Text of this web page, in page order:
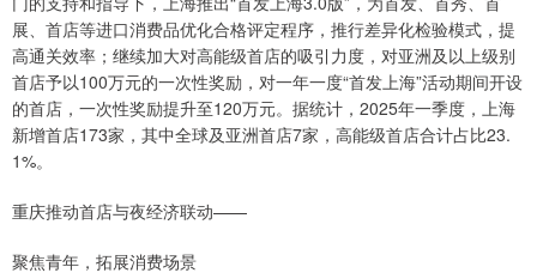
展、首店等进口消费品优化合格评定程序，推行差异化检验模式，提
高通关效率；继续加大对高能级首店的吸引力度，对亚洲及以上级别
首店予以100万元的一次性奖励，对一年一度“首发上海”活动期间开设
的首店，一次性奖励提升至120万元。据统计，2025年一季度，上海
新增首店173家，其中全球及亚洲首店7家，高能级首店合计占比23.
1%。
重庆推动首店与夜经济联动——
聚焦青年，拓展消费场景